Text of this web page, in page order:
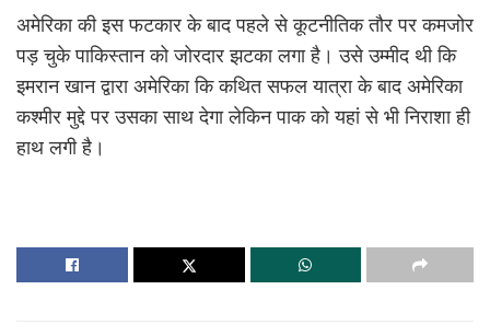
अमेरिका की इस फटकार के बाद पहले से कूटनीतिक तौर पर कमजोर
पड़ चुके पाकिस्तान को जोरदार झटका लगा है। उसे उम्मीद थी कि
इमरान खान द्वारा अमेरिका कि कथित सफल यात्रा के बाद अमेरिका
कश्मीर मुद्दे पर उसका साथ देगा लेकिन पाक को यहां से भी निराशा ही
हाथ लगी है।